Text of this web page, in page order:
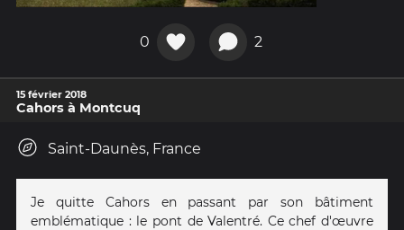
0 2
15 février 2018
Cahors à Montcuq
Saint-Daunès, France
Je quitte Cahors en passant par son bâtiment
emblématique : le pont de Valentré. Ce chef d'œuvre